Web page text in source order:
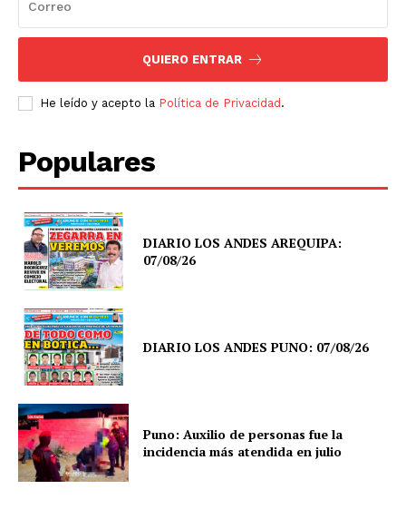
QUIERO ENTRAR
He leído y acepto la Política de Privacidad .
Populares
DIARIO LOS ANDES AREQUIPA:
07/08/26
DIARIO LOS ANDES PUNO: 07/08/26
Puno: Auxilio de personas fue la
incidencia más atendida en julio